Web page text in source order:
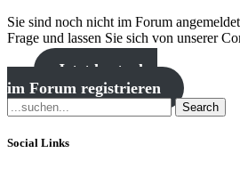
Sie sind noch nicht im Forum
Frage und lassen Sie sich von unserer
Jetzt kostenlos
im Forum registrieren
Search
Social Links